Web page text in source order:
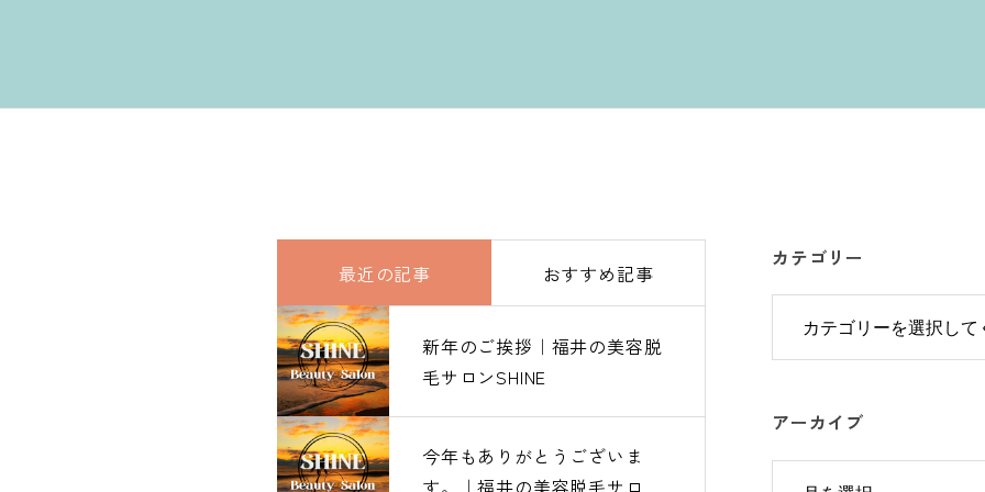
最近の記事 おすすめ記事
新年のご挨拶｜福井の美容脱
毛サロンSHINE
今年もありがとうございま
す。｜福井の美容脱毛サロン
新年のご挨拶｜福井の美容脱
毛サロンSHINE
今年もありがとうございま
す。｜福井の美容脱毛サロン
カテゴリー
アーカイブ